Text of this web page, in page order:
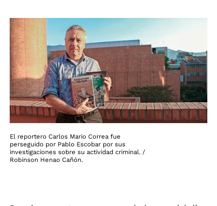
El reportero Carlos Mario Correa fue
perseguido por Pablo Escobar por sus
investigaciones sobre su actividad criminal. /
Robinson Henao Cañón.